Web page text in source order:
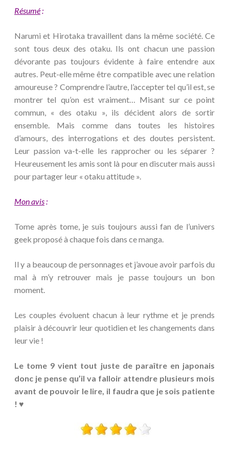
Résumé:
Narumi et Hirotaka travaillent dans la même société. Ce
sont tous deux des otaku. Ils ont chacun une passion
dévorante pas toujours évidente à faire entendre aux
autres. Peut-elle même être compatible avec une relation
amoureuse ? Comprendre l’autre, l’accepter tel qu’il est, se
montrer tel qu’on est vraiment… Misant sur ce point
commun, « des otaku », ils décident alors de sortir
ensemble. Mais comme dans toutes les histoires
d’amours, des interrogations et des doutes persistent.
Leur passion va-t-elle les rapprocher ou les séparer ?
Heureusement les amis sont là pour en discuter mais aussi
pour partager leur « otaku attitude ».
Mon avis:
Tome après tome, je suis toujours aussi fan de l’univers
geek proposé à chaque fois dans ce manga.
Il y a beaucoup de personnages et j’avoue avoir parfois du
mal à m’y retrouver mais je passe toujours un bon
moment.
Les couples évoluent chacun à leur rythme et je prends
plaisir à découvrir leur quotidien et les changements dans
leur vie !
Le tome 9 vient tout juste de paraître en japonais
donc je pense qu’il va falloir attendre plusieurs mois
avant de pouvoir le lire, il faudra que je sois patiente
! ♥